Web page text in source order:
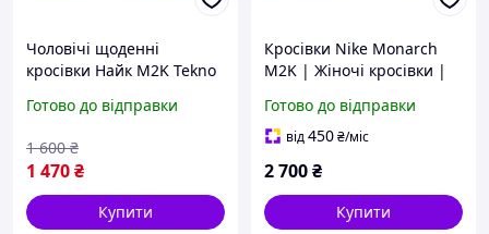
Чоловічі щоденні
кросівки Найк M2K Tekno
Готово до відправки
1 470₴
1 600 ₴
Купити
Кросівки Nike Monarch
M2K | Жіночі кросівки |
найк
Готово до відправки
від450₴/міс
2 700₴
Купити